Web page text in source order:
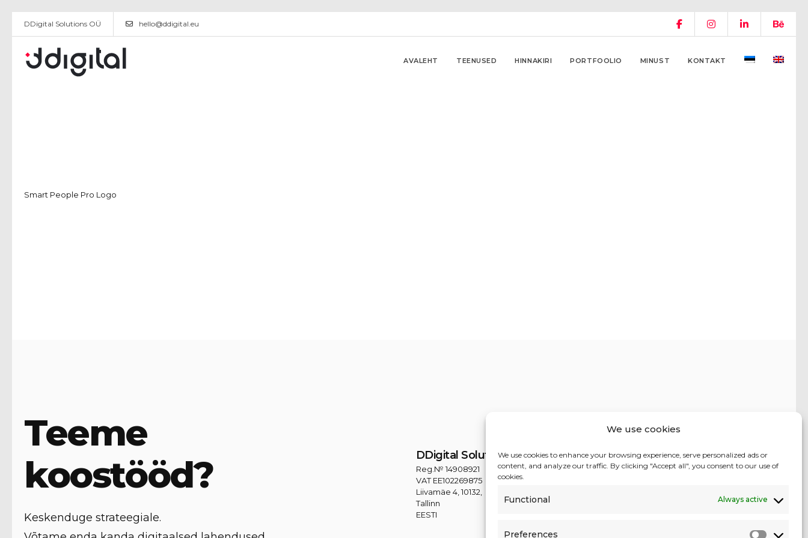
We use cookies
We use cookies to enhance your browsing experience, serve personalized ads or
content, and analyze our traffic. By clicking "Accept all", you consent to our use of
cookies.
Functional Always active
Preferences
DDigital Solutions OÜ hello@ddigital.eu
AVALEHT TEENUSED HINNAKIRI PORTFOOLIO MINUST KONTAKT
Smart People Pro Logo
Teeme
koostööd?
Keskenduge strateegiale.
DDigital Solutions OÜ
Reg.№ 14908921
VAT EE102269875
Liivamäe 4, 10132,
Tallinn
EESTI
Võta ühendust